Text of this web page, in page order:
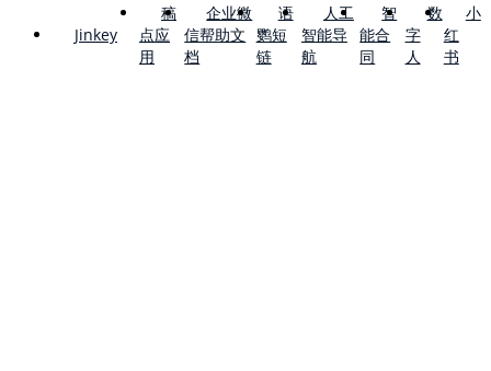
Jinkey
稿
点应
用
企业微
信帮助文
档
语
鹦短
链
人工
智能导
航
智
能合
同
数
字
人
小
红
书